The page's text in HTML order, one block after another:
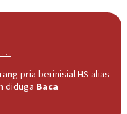
…
pria berinisial HS alias
diduga Baca